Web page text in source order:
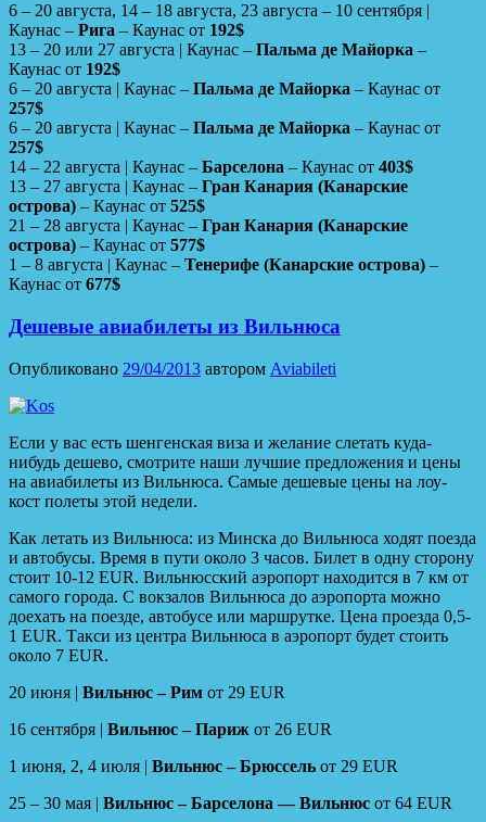
6 – 20 августа, 14 – 18 августа, 23 августа – 10 сентября |
Каунас – Рига – Каунас от 192$
13 – 20 или 27 августа | Каунас – Пальма де Майорка –
Каунас от 192$
6 – 20 августа | Каунас – Пальма де Майорка – Каунас от
257$
6 – 20 августа | Каунас – Пальма де Майорка – Каунас от
257$
14 – 22 августа | Каунас – Барселона – Каунас от 403$
13 – 27 августа | Каунас – Гран Канария (Канарские
острова) – Каунас от 525$
21 – 28 августа | Каунас – Гран Канария (Канарские
острова) – Каунас от 577$
1 – 8 августа | Каунас – Тенерифе (Канарские острова) –
Каунас от 677$
Дешевые авиабилеты из Вильнюса
Опубликовано 29/04/2013 автором Aviabileti
Если у вас есть шенгенская виза и желание слетать куда-
нибудь дешево, смотрите наши лучшие предложения и цены
на авиабилеты из Вильнюса. Самые дешевые цены на лоу-
кост полеты этой недели.
Как летать из Вильнюса: из Минска до Вильнюса ходят поезда
и автобусы. Время в пути около 3 часов. Билет в одну сторону
стоит 10-12 EUR. Вильнюсский аэропорт находится в 7 км от
самого города. С вокзалов Вильнюса до аэропорта можно
доехать на поезде, автобуcе или маршрутке. Цена проезда 0,5-
1 EUR. Такси из центра Вильнюса в аэропорт будет стоить
около 7 EUR.
20 июня | Вильнюс – Рим от 29 EUR
16 сентября | Вильнюс – Париж от 26 EUR
1 июня, 2, 4 июля | Вильнюс – Брюссель от 29 EUR
25 – 30 мая | Вильнюс – Барселона — Вильнюс от 64 EUR